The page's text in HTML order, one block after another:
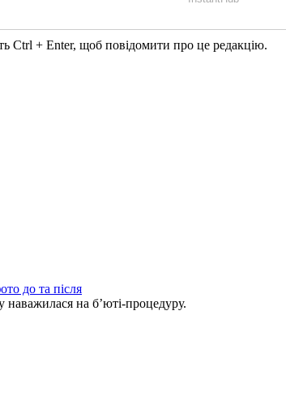
Ctrl + Enter, щоб повідомити про це редакцію.
до та після
наважилася на б’юті-процедуру.